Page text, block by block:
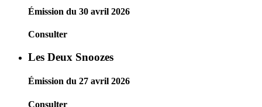
Émission du 30 avril 2026
Consulter
Les Deux Snoozes
Émission du 27 avril 2026
Consulter